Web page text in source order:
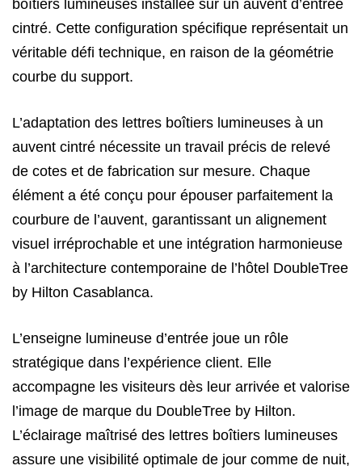
boîtiers lumineuses installée sur un auvent d’entrée
cintré. Cette configuration spécifique représentait un
véritable défi technique, en raison de la géométrie
courbe du support.
L’adaptation des lettres boîtiers lumineuses à un
auvent cintré nécessite un travail précis de relevé
de cotes et de fabrication sur mesure. Chaque
élément a été conçu pour épouser parfaitement la
courbure de l’auvent, garantissant un alignement
visuel irréprochable et une intégration harmonieuse
à l’architecture contemporaine de l’hôtel DoubleTree
by Hilton Casablanca.
L’enseigne lumineuse d’entrée joue un rôle
stratégique dans l’expérience client. Elle
accompagne les visiteurs dès leur arrivée et valorise
l’image de marque du DoubleTree by Hilton.
L’éclairage maîtrisé des lettres boîtiers lumineuses
assure une visibilité optimale de jour comme de nuit,